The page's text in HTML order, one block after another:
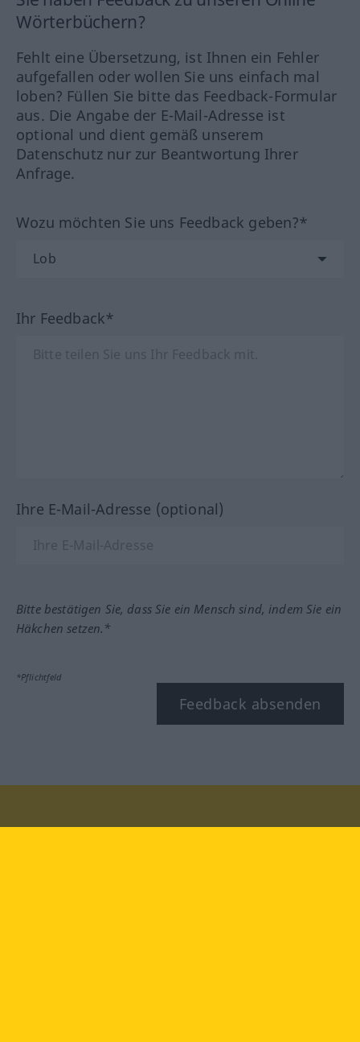
Wörterbüchern?
Fehlt eine Übersetzung, ist Ihnen ein Fehler
aufgefallen oder wollen Sie uns einfach mal
loben? Füllen Sie bitte das Feedback-Formular
aus. Die Angabe der E-Mail-Adresse ist
optional und dient gemäß unserem
Datenschutz nur zur Beantwortung Ihrer
Anfrage.
Wozu möchten Sie uns Feedback geben?*
Ihr Feedback*
Ihre E-Mail-Adresse (optional)
Bitte bestätigen Sie, dass Sie ein Mensch sind, indem Sie ein
Häkchen setzen.*
*Pflichtfeld
Feedback absenden